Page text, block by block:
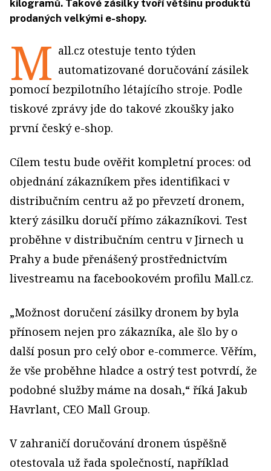
kilogramů. Takové zásilky tvoří většinu produktů
prodaných velkými e-shopy.
M all.cz otestuje tento týden
automatizované doručování zásilek
pomocí bezpilotního létajícího stroje. Podle
tiskové zprávy jde do takové zkoušky jako
první český e-shop.
Cílem testu bude ověřit kompletní proces: od
objednání zákazníkem přes identifikaci v
distribučním centru až po převzetí dronem,
který zásilku doručí přímo zákazníkovi. Test
proběhne v distribučním centru v Jirnech u
Prahy a bude přenášený prostřednictvím
livestreamu na facebookovém profilu Mall.cz.
„Možnost doručení zásilky dronem by byla
přínosem nejen pro zákazníka, ale šlo by o
další posun pro celý obor e-commerce. Věřím,
že vše proběhne hladce a ostrý test potvrdí, že
podobné služby máme na dosah,“ říká Jakub
Havrlant, CEO Mall Group.
V zahraničí doručování dronem úspěšně
otestovala už řada společností, například